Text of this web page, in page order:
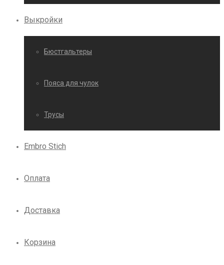
Выкройки
Бюстгальтеры
Пояса для чулок
Трусы
Embro Stich
Оплата
Доставка
Корзина